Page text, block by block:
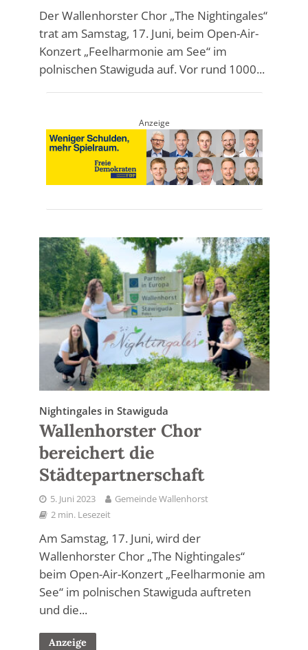
Der Wallenhorster Chor „The Nightingales“
trat am Samstag, 17. Juni, beim Open-Air-
Konzert „Feelharmonie am See“ im
polnischen Stawiguda auf. Vor rund 1000...
Anzeige
Nightingales in Stawiguda
Wallenhorster Chor
bereichert die
Städtepartnerschaft
5. Juni 2023
Gemeinde Wallenhorst
2 min. Lesezeit
Am Samstag, 17. Juni, wird der
Wallenhorster Chor „The Nightingales“
beim Open-Air-Konzert „Feelharmonie am
See“ im polnischen Stawiguda auftreten
und die...
Anzeige